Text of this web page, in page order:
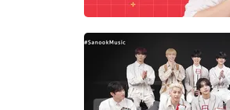
ดาวน์โหลดสนุกแอปฟรี
สงวนลิขสิทธิ์ ©2569บริษัท อิมเมจ ฟิว